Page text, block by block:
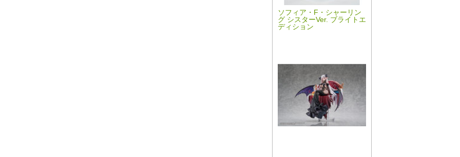
ソフィア・F・シャーリン
グ シスターVer. ブライトエ
ディション